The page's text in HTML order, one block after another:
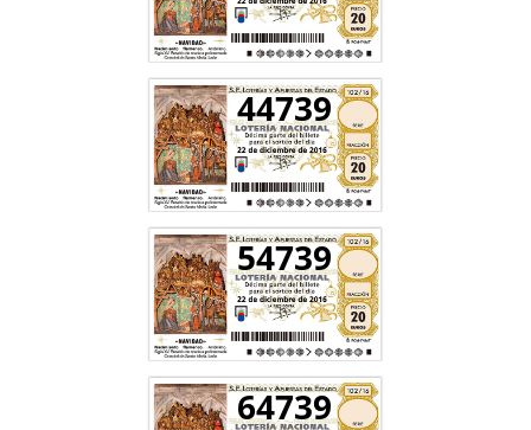
44739
54739
64739